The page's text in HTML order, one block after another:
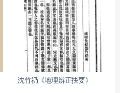
沈竹礽《地理辨正抉要》